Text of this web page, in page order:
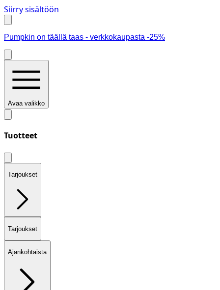
Siirry sisältöön
Pumpkin on täällä taas - verkkokaupasta -25%
Avaa valikko
Tuotteet
Tarjoukset
Tarjoukset
Ajankohtaista